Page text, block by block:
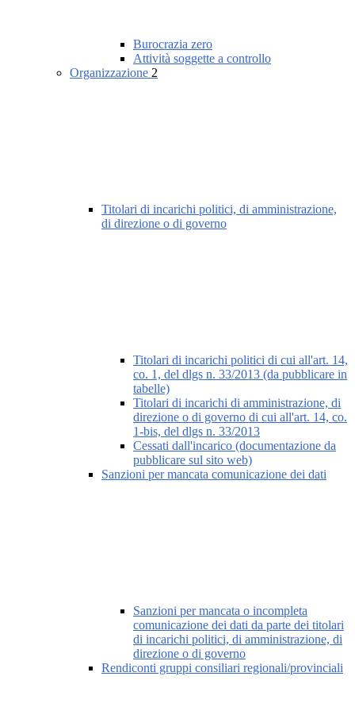
Burocrazia zero
Attività soggette a controllo
Organizzazione 2
Titolari di incarichi politici, di amministrazione,
di direzione o di governo
Titolari di incarichi politici di cui all'art. 14,
co. 1, del dlgs n. 33/2013 (da pubblicare in
tabelle)
Titolari di incarichi di amministrazione, di
direzione o di governo di cui all'art. 14, co.
1-bis, del dlgs n. 33/2013
Cessati dall'incarico (documentazione da
pubblicare sul sito web)
Sanzioni per mancata comunicazione dei dati
Sanzioni per mancata o incompleta
comunicazione dei dati da parte dei titolari
di incarichi politici, di amministrazione, di
direzione o di governo
Rendiconti gruppi consiliari regionali/provinciali